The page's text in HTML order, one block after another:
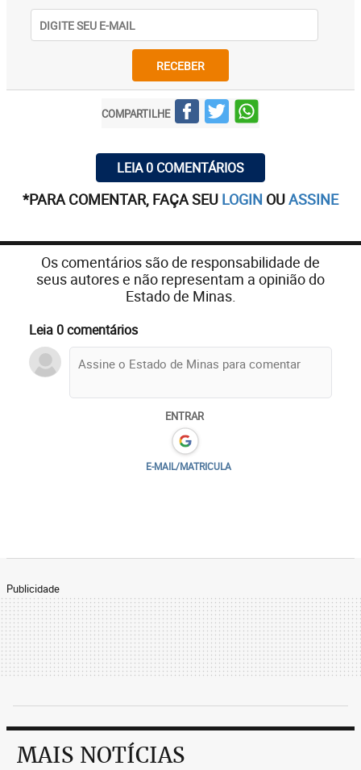
RECEBER
COMPARTILHE
LEIA 0 COMENTÁRIOS
*PARA COMENTAR, FAÇA SEU LOGIN OUASSINE
Os comentários são de responsabilidade de
seus autores e não representam a opinião do
Estado de Minas.
Leia 0 comentários
ENTRAR
E-MAIL/MATRICULA
Publicidade
MAIS NOTÍCIAS